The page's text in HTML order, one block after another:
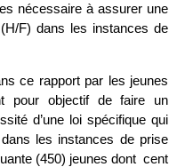
nécessaire à assurer une
F) dans les instances de
ce rapport par les jeunes
pour objectif de faire un
d’une loi spécifique qui
les instances de prise
(450) jeunes dont cent